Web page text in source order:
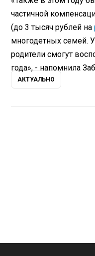
частичной
(до 3 тысяч рублей на
многодетных семей.
родители смогут
года», - напомнила
АКТУАЛЬНО